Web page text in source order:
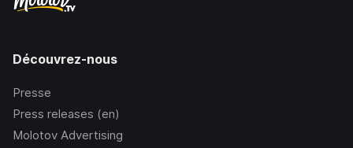
Découvrez-nous
Presse
Press releases (en)
Molotov Advertising